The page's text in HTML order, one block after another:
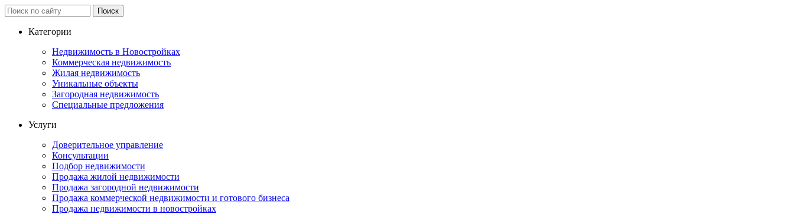
Категории
Недвижимость в Новостройках
Коммерческая недвижимость
Жилая недвижимость
Уникальные объекты
Загородная недвижимость
Специальные предложения
Услуги
Доверительное управление
Консультации
Подбор недвижимости
Продажа жилой недвижимости
Продажа загородной недвижимости
Продажа коммерческой недвижимости и готового бизнеса
Продажа недвижимости в новостройках